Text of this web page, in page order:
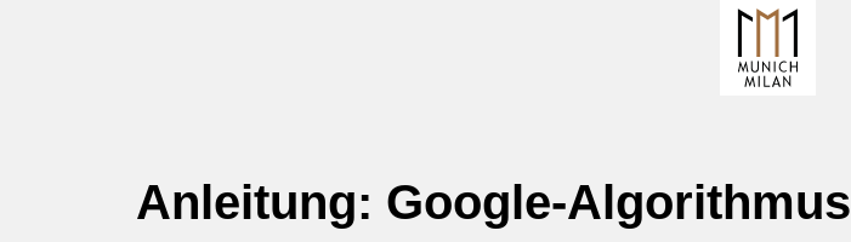
Anleitung: Google-Algorithmus